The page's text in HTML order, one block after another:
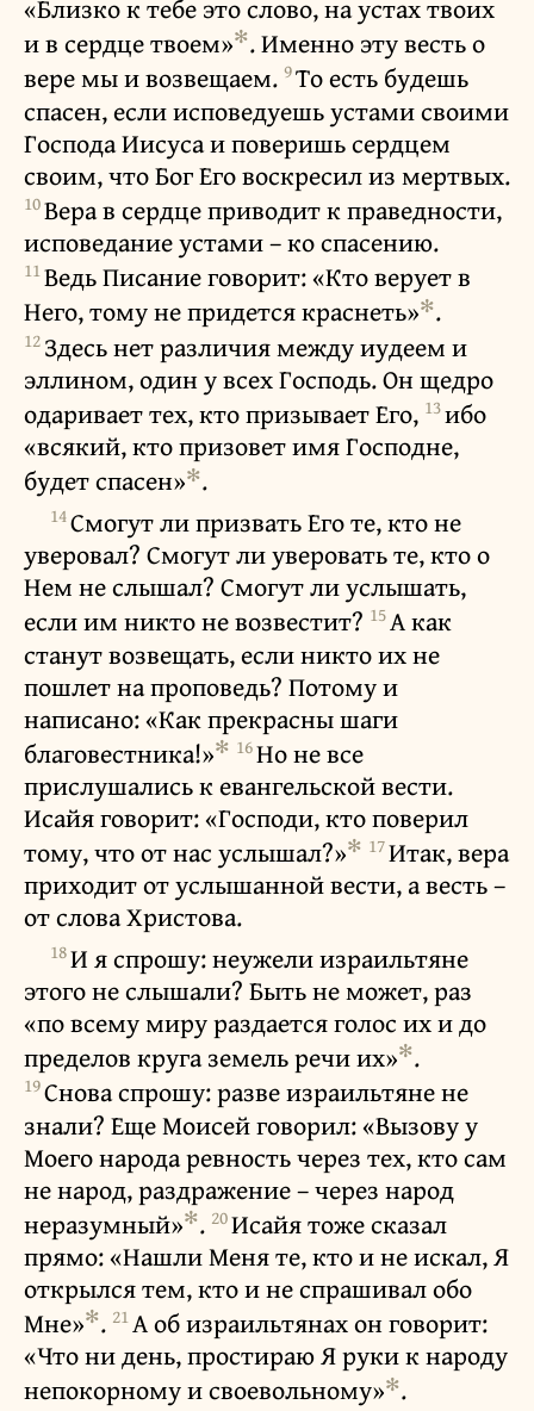
«Близко к тебе это слово, на устах твоих
и в сердце твоем»✻. Именно эту весть о
вере мы и возвещаем. 9То есть будешь
спасен, если исповедуешь устами своими
Господа Иисуса и поверишь сердцем
своим, что Бог Его воскресил из мертвых.
10Вера в сердце приводит к праведности,
исповедание устами – ко спасению.
11Ведь Писание говорит: «Кто верует в
Него, тому не придется краснеть»✻.
12Здесь нет различия между иудеем и
эллином, один у всех Господь. Он щедро
одаривает тех, кто призывает Его, 13ибо
«всякий, кто призовет имя Господне,
будет спасен»✻.
14Смогут ли призвать Его те, кто не
уверовал? Смогут ли уверовать те, кто о
Нем не слышал? Смогут ли услышать,
если им никто не возвестит? 15А как
станут возвещать, если никто их не
пошлет на проповедь? Потому и
написано: «Как прекрасны шаги
благовестника!»✻ 16Но не все
прислушались к евангельской вести.
Исайя говорит: «Господи, кто поверил
тому, что от нас услышал?»✻ 17Итак, вера
приходит от услышанной вести, а весть –
от слова Христова.
18И я спрошу: неужели израильтяне
этого не слышали? Быть не может, раз
«по всему миру раздается голос их и до
пределов круга земель речи их»✻.
19Снова спрошу: разве израильтяне не
знали? Еще Моисей говорил: «Вызову у
Моего народа ревность через тех, кто сам
не народ, раздражение – через народ
неразумный»✻. 20Исайя тоже сказал
прямо: «Нашли Меня те, кто и не искал, Я
открылся тем, кто и не спрашивал обо
Мне»✻. 21А об израильтянах он говорит:
«Что ни день, простираю Я руки к народу
непокорному и своевольному»✻.